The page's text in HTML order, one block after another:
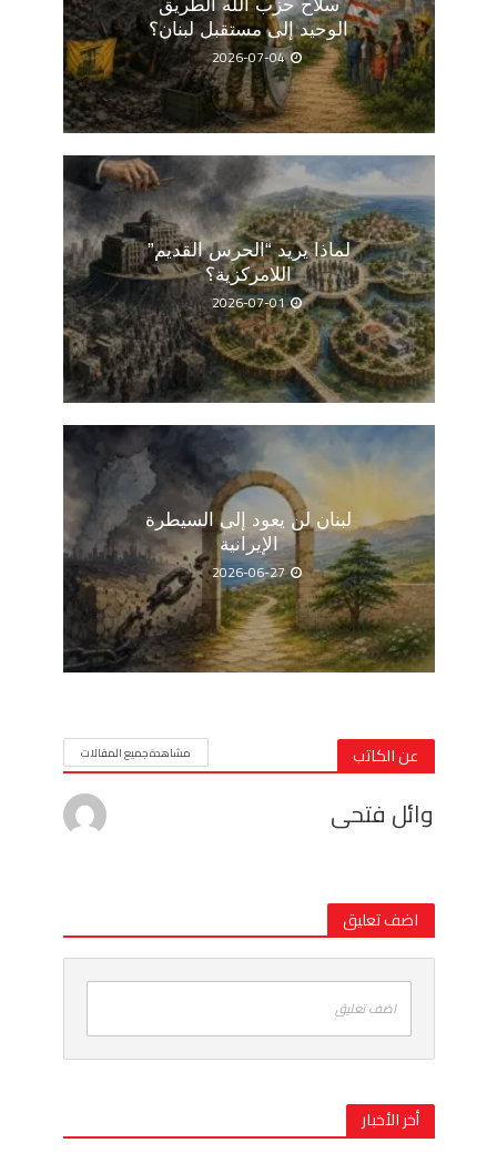
سلاح حزب الله الطريق
الوحيد إلى مستقبل لبنان؟
2026-07-04
لماذا يريد “الحرس القديم”
اللامركزية؟
2026-07-01
لبنان لن يعود إلى السيطرة
الإيرانية
2026-06-27
عن الكاتب مشاهدة جميع المقالات
وائل فتحى
اضف تعليق
اضف تعليق
أخر الأخبار